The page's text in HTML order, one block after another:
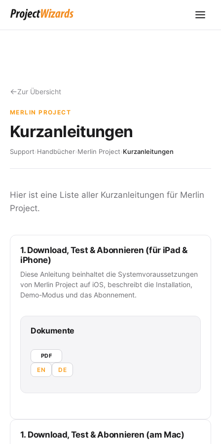
Zur Übersicht
MERLIN PROJECT
Kurzanleitungen
Support›Handbücher›Merlin Project›Kurzanleitungen
Hier ist eine Liste aller Kurzanleitungen für Merlin
Project.
1. Download, Test & Abonnieren (für iPad &
iPhone)
Diese Anleitung beinhaltet die Systemvoraussetzungen
von Merlin Project auf iOS, beschreibt die Installation,
Demo-Modus und das Abonnement.
Dokumente
PDF
EN DE
1. Download, Test & Abonnieren (am Mac)